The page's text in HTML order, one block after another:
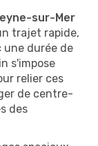
sur-Mer
trajet rapide,
une durée de
s'impose
relier ces
de centre-
des